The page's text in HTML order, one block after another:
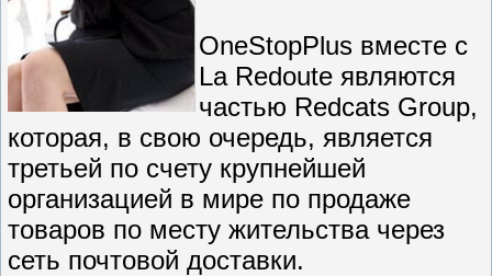
OneStopPlus вместе с
La Redoute являются
частью Redcats Group,
которая, в свою очередь, является
третьей по счету крупнейшей
организацией в мире по продаже
товаров по месту жительства через
сеть почтовой доставки.